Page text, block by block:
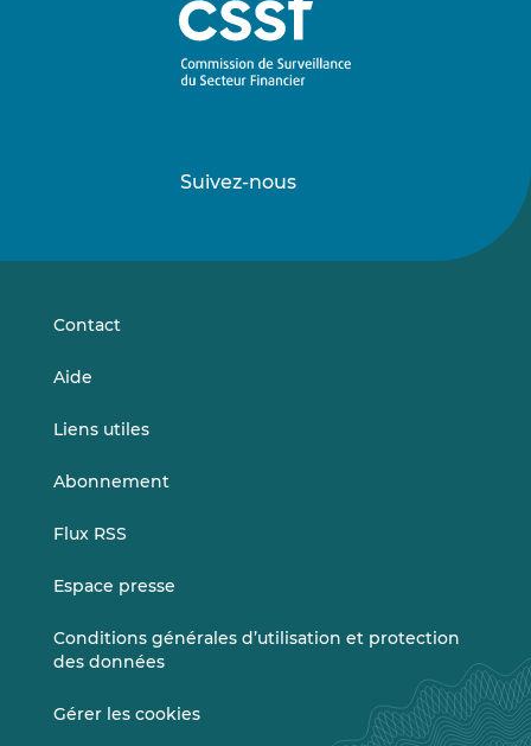
Suivez-nous
sursur
Contact
Aide
Liens utiles
Abonnement
Flux RSS
Espace presse
Conditions générales d’utilisation et protection
des données
Gérer les cookies